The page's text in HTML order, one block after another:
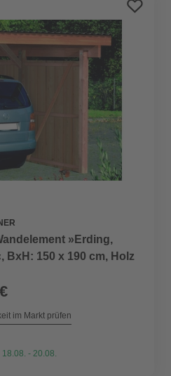
»Erding,
BxH: 150 x 190 cm, Holz
im Markt prüfen
- 20.08.